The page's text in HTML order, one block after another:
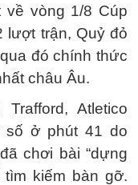
về vòng 1/8 Cúp
lượt trận, Quỷ đỏ
đó chính thức
châu Âu.
Atletico
số ở phút 41 do
chơi bài “dựng
tìm kiếm bàn gỡ.